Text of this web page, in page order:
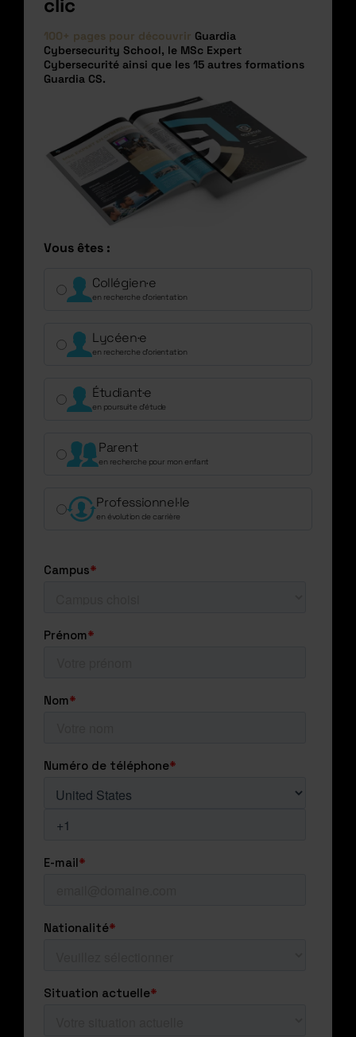
100+ pages pour découvrir Guardia
Cybersecurity School, le MSc Expert
Cybersecurité ainsi que les 15 autres formations
Guardia CS.
Vous êtes :
Collégien·e
en recherche d’orientation
Lycéen·e
en recherche d’orientation
Étudiant·e
en poursuite d’étude
Parent
en recherche pour mon enfant
Professionnel·le
en évolution de carrière